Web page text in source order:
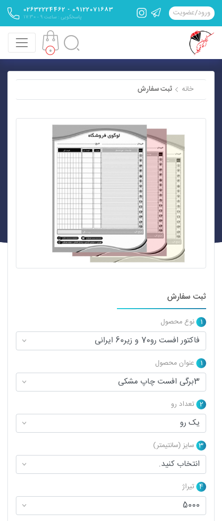
ورود/عضویت 09122071683 - 02632224462
پاسخگویی : ساعت 9 - 17:30
0
خانه ثبت سفارش
ثبت سفارش
1 نوع محصول
1 عنوان محصول
2 تعداد رو
3 سایز (سانتیمتر)
4 تیراژ